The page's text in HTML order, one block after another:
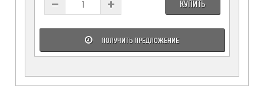
КУПИТЬ
ПОЛУЧИТЬ ПРЕДЛОЖЕНИЕ